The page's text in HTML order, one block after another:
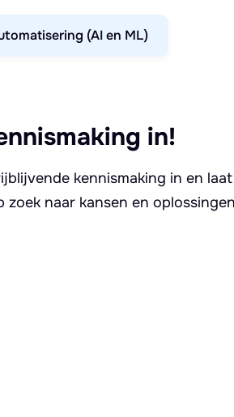
(AI en ML)
in!
kennismaking in en
naar kansen en